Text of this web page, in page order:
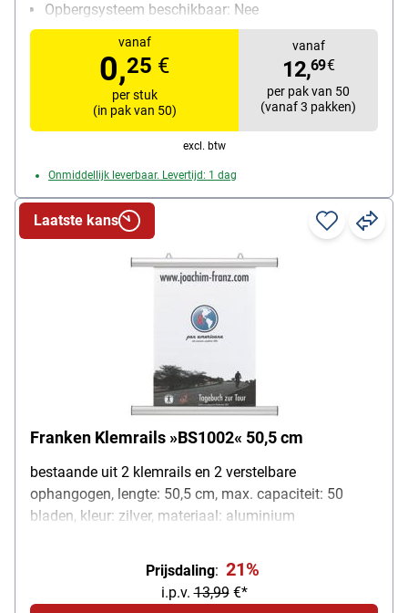
Opbergsysteem beschikbaar: Nee
Bijzonderheden: afgeronde hoeken voor
eenvoudiger insteken van de schrijfgerei
verpakkingshoeveelheid: 50 stuk(s)
vanaf
0,25 €
per stuk
(in pak van 50)
vanaf
12,69€
per pak van 50
(vanaf 3 pakken)
excl. btw
Onmiddellijk leverbaar. Levertijd: 1 dag
Franken Klemrails »BS1002« 50,5 cm
bestaande uit 2 klemrails en 2 verstelbare
ophangogen, lengte: 50,5 cm, max. capaciteit: 50
bladen, kleur: zilver, materiaal: aluminium
Laatste kans
Prijsdaling: 21%
i.p.v.13,99€*